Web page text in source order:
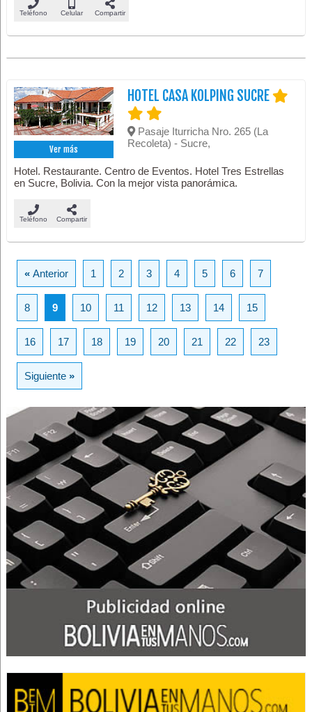
Teléfono Celular Compartir
Ver más
HOTEL CASA KOLPING SUCRE
Pasaje Iturricha Nro. 265 (La
Recoleta) - Sucre,
Hotel. Restaurante. Centro de Eventos. Hotel Tres Estrellas
en Sucre, Bolivia. Con la mejor vista panorámica.
Teléfono Compartir
«Anterior 1 2 3 4 5 6 7
8 9 10 11 12 13 14 15
16 17 18 19 20 21 22 23
Siguiente»